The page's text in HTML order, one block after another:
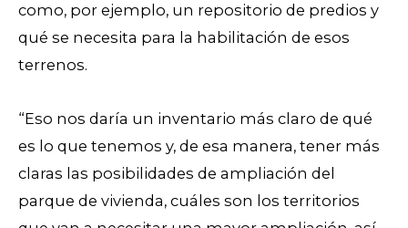
como, por ejemplo, un repositorio de predios y
qué se necesita para la habilitación de esos
terrenos.
“Eso nos daría un inventario más claro de qué
es lo que tenemos y, de esa manera, tener más
claras las posibilidades de ampliación del
parque de vivienda, cuáles son los territorios